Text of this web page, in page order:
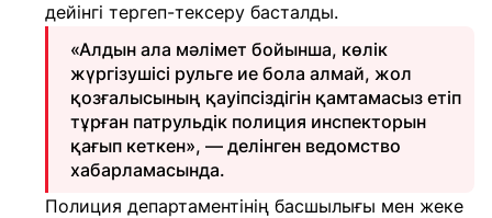
дейінгі тергеп-тексеру басталды.
«Алдын ала мәлімет бойынша, көлік
жүргізушісі рульге ие бола алмай, жол
қозғалысының қауіпсіздігін қамтамасыз етіп
тұрған патрульдік полиция инспекторын
қағып кеткен», — делінген ведомство
хабарламасында.
Полиция департаментінің басшылығы мен жеке